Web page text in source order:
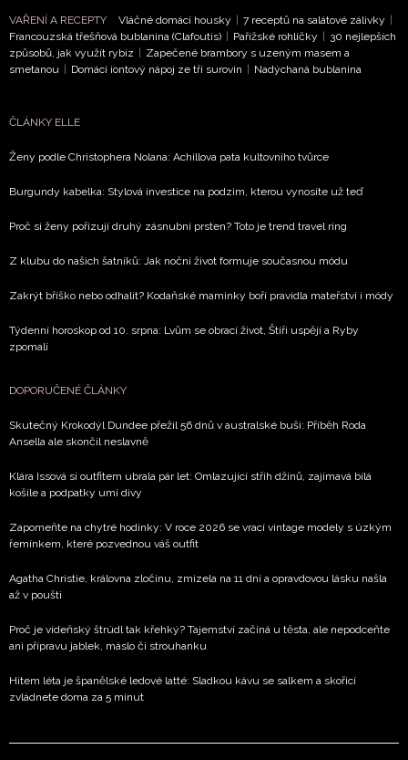
informace od našich partnerů? Pokud souhlasíte se
zpracováním údajů k tomuto účelu podleZásad ochrany
soukromí BurdaMedia Extra s.r.o. , zaškrtněte toto pole.
VAŘENÍ A RECEPTY Vláčné domácí housky | 7 receptů na salátové zálivky |
Francouzská třešňová bublanina (Clafoutis) | Pařížské rohlíčky | 30 nejlepších
způsobů, jak využít rybíz | Zapečené brambory s uzeným masem a
smetanou | Domácí iontový nápoj ze tří surovin | Nadýchaná bublanina
ČLÁNKY ELLE
Ženy podle Christophera Nolana: Achillova pata kultovního tvůrce
Burgundy kabelka: Stylová investice na podzim, kterou vynosíte už teď
Proč si ženy pořizují druhý zásnubní prsten? Toto je trend travel ring
Z klubu do našich šatníků: Jak noční život formuje současnou módu
Zakrýt bříško nebo odhalit? Kodaňské maminky boří pravidla mateřství i módy
Týdenní horoskop od 10. srpna: Lvům se obrací život, Štíři uspějí a Ryby
zpomalí
DOPORUČENÉ ČLÁNKY
Skutečný Krokodýl Dundee přežil 56 dnů v australské buši: Příběh Roda
Ansella ale skončil neslavně
Klára Issová si outfitem ubrala pár let: Omlazující střih džínů, zajímavá bílá
košile a podpatky umí divy
Zapomeňte na chytré hodinky: V roce 2026 se vrací vintage modely s úzkým
řemínkem, které pozvednou váš outfit
Agatha Christie, královna zločinu, zmizela na 11 dní a opravdovou lásku našla
až v poušti
Proč je vídeňský štrúdl tak křehký? Tajemství začíná u těsta, ale nepodceňte
ani přípravu jablek, máslo či strouhanku
Hitem léta je španělské ledové latté: Sladkou kávu se salkem a skořicí
zvládnete doma za 5 minut